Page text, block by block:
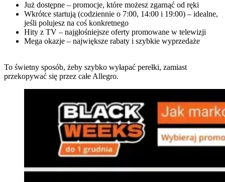
Już dostępne – promocje, które możesz zgarnąć od ręki
Wkrótce startują (codziennie o 7:00, 14:00 i 19:00) – idealne,
jeśli polujesz na coś konkretnego
Hity z TV – najgłośniejsze oferty promowane w telewizji
Mega okazje – największe rabaty i szybkie wyprzedaże
To świetny sposób, żeby szybko wyłapać perełki, zamiast
przekopywać się przez całe Allegro.